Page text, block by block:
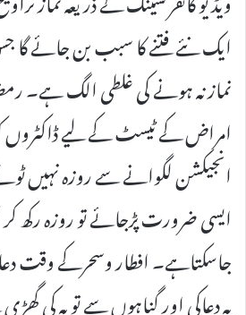
ایک نئے فتنے کا سبب بن جائے گا
نماز نہ ہونے کی غلطی الگ ہے۔
امراض کے ٹیسٹ کے لیے ڈاکٹروں
انجیکشن لگوانے سے روزہ نہیں
ایسی ضرورت پڑجائے تو روزہ رکھ
جاسکتاہے۔ افطار وسحرکے وقت
یہ دعاکی اور گناہوں سے توبہ